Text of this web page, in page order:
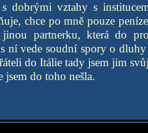
dobrými vztahy s
chce po mně pouze
partnerku, která do
ní vede soudní spory o
do Itálie tady jsem jim
do toho nešla.